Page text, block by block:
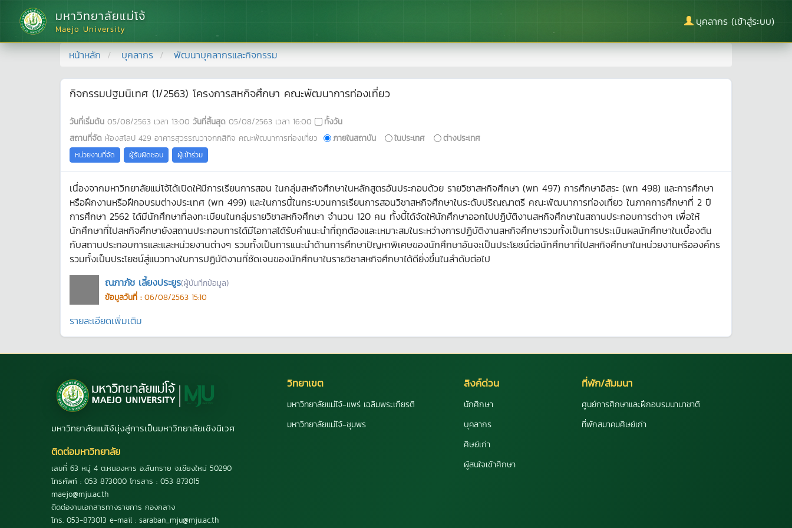
มหาวิทยาลัยแม่โจ้
Maejo University
บุคลากร (เข้าสู่ระบบ)
หน้าหลัก บุคลากร พัฒนาบุคลากรและกิจกรรม
กิจกรรมปฐมนิเทศ (1/2563) โครงการสหกิจศึกษา คณะพัฒนาการท่องเที่ยว
วันที่เริ่มต้น 05/08/2563 เวลา 13:00 วันที่สิ้นสุด 05/08/2563 เวลา 16:00
ทั้งวัน
สถานที่จัด ห้องสโลป 429 อาคารสุวรรณวาจกกสิกิจ คณะพัฒนาการท่องเที่ยว ภายในสถาบัน ในประเทศ ต่างประเทศ
หน่วยงานที่จัด ผู้รับผิดชอบ ผู้เข้าร่วม
เนื่องจากมหาวิทยาลัยแม่โจ้ได้เปิดให้มีการเรียนการสอน ในกลุ่มสหกิจศึกษาในหลักสูตรอันประกอบด้วย รายวิชาสหกิจศึกษา (พท 497) การศึกษาอิสระ (พท 498) และการศึกษา
หรือฝึกงานหรือฝึกอบรมต่างประเทศ (พท 499) และในการนี้ในกระบวนการเรียนการสอนวิชาสหกิจศึกษาในระดับปริญญาตรี คณะพัฒนาการท่องเที่ยว ในภาคการศึกษาที่ 2 ปี
การศึกษา 2562 ได้มีนักศึกษาที่ลงทะเบียนในกลุ่มรายวิชาสหกิจศึกษา จำนวน 120 คน ทั้งนี้ได้จัดให้นักศึกษาออกไปปฏิบัติงานสหกิจศึกษาในสถานประกอบการต่างๆ เพื่อให้
นักศึกษาที่ไปสหกิจศึกษายังสถานประกอบการได้มีโอกาสได้รับคำแนะนำที่ถูกต้องและเหมาะสมในระหว่างการปฏิบัติงานสหกิจศึกษารวมทั้งเป็นการประเมินผลนักศึกษาในเบื้องต้น
กับสถานประกอบการและและหน่วยงานต่างๆ รวมทั้งเป็นการแนะนำด้านการศึกษาปัญหาพิเศษของนักศึกษาอันจะเป็นประโยชน์ต่อนักศึกษาที่ไปสหกิจศึกษาในหน่วยงานหรือองค์กร
รวมทั้งเป็นประโยชน์สู่แนวทางในการปฏิบัติงานที่ชัดเจนของนักศึกษาในรายวิชาสหกิจศึกษาได้ดียิ่งขึ้นในลำดับต่อไป
ณภาภัช เลี้ยงประยูร(ผู้บันทึกข้อมูล)
ข้อมูลวันที่ : 06/08/2563 15:10
รายละเอียดเพิ่มเติม
มหาวิทยาลัยแม่โจ้มุ่งสู่การเป็นมหาวิทยาลัยเชิงนิเวศ
ติดต่อมหาวิทยาลัย
เลขที่ 63 หมู่ 4 ต.หนองหาร อ.สันทราย จ.เชียงใหม่ 50290
โทรศัพท์ : 053 873000 โทรสาร : 053 873015
maejo@mju.ac.th
ติดต่องานเอกสารทางราชการ กองกลาง
โทร. 053-873013 e-mail : saraban_mju@mju.ac.th
วิทยาเขต
มหาวิทยาลัยแม่โจ้-แพร่ เฉลิมพระเกียรติ
มหาวิทยาลัยแม่โจ้-ชุมพร
ลิงค์ด่วน
นักศึกษา
บุคลากร
ศิษย์เก่า
ผู้สนใจเข้าศึกษา
ที่พัก/สัมมนา
ศูนย์การศึกษาและฝึกอบรมนานาชาติ
ที่พักสมาคมศิษย์เก่า